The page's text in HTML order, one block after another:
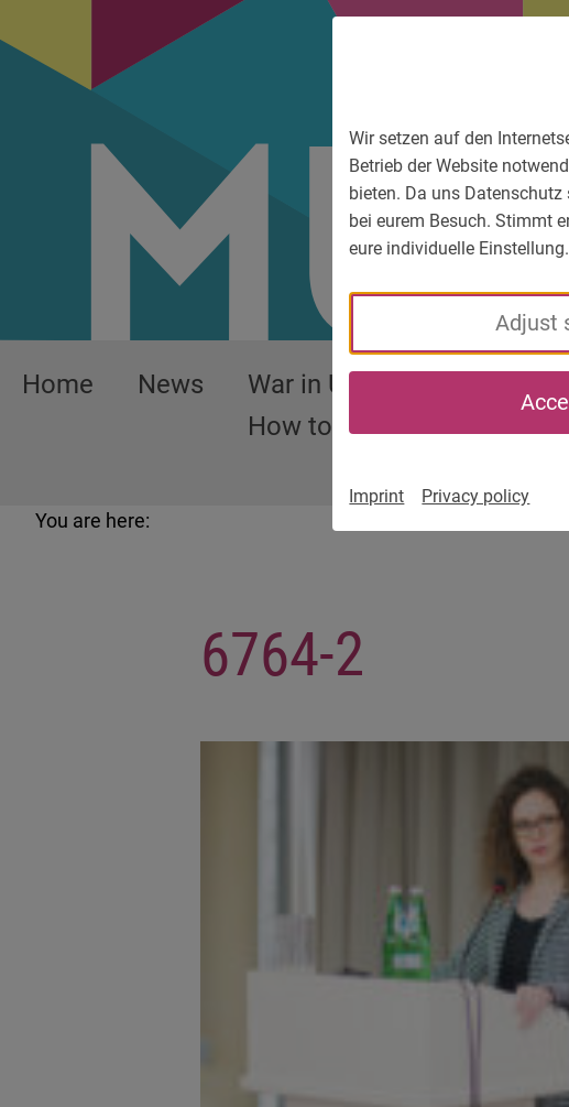
Wir setzen auf den
Betrieb der Website
bieten. Da uns
bei eurem Besuch. Stimmt
eure individuelle
Adjust
Imprint Privacy policy
To language menu
To service information
Home News
War in Ukraine –
How to help
the
You are here:
6764-2